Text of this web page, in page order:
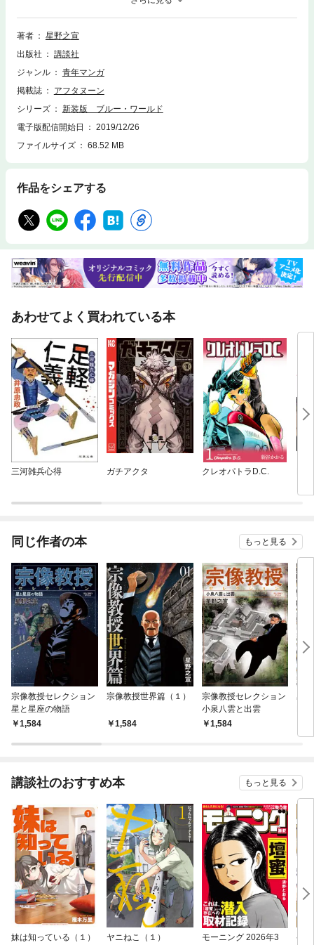
との通信が途絶。残されたのはわずかな人員、わずかな装備のみ。──す
べてが未知、恐竜が闊歩する恐るべき世界でのサバイバルが始まった！
『ブルーホール』の続編にあたる星野之宣による傑作長編SF、待望の復
著者
星野之宣
出版社
講談社
ジャンル
青年マンガ
掲載誌
アフタヌーン
シリーズ
新装版 ブルー・ワールド
電子版配信開始日
2019/12/26
ファイルサイズ
68.52 MB
作品をシェアする
あわせてよく買われている本
三河雑兵心得 ガチアクタ クレオパトラD.C.
同じ作者の本 もっと見る
宗像教授セレクション
星と星座の物語
1,584
宗像教授世界篇（１）
1,584
宗像教授セレクション
小泉八雲と出雲
1,584
星
講談社のおすすめ本 もっと見る
妹は知っている（１） ヤニねこ（１） モーニング 2026年3 ゲ